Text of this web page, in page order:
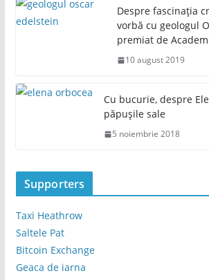
Despre fascinația
vorbă cu geologul
premiat de
10 august 2019
Cu bucurie, despre
păpușile sale
5 noiembrie 2018
Supporters
Taxi Heathrow
Saltele Pat
Bitcoin Exchange
Geaca de iarna